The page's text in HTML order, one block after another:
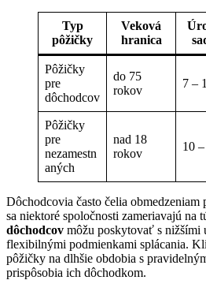
Typ
pôžičky
Veková
hranica
Pôžičky
pre
dôchodcov
do 75
rokov
7 –
Pôžičky
pre
nezamestn
aných
nad 18
rokov
10
Dôchodcovia často čelia obmedzeniam
sa niektoré spoločnosti zameriavajú na
dôchodcov môžu poskytovať s nižšími
flexibilnými podmienkami splácania.
pôžičky na dlhšie obdobia s
prispôsobia ich dôchodkom.